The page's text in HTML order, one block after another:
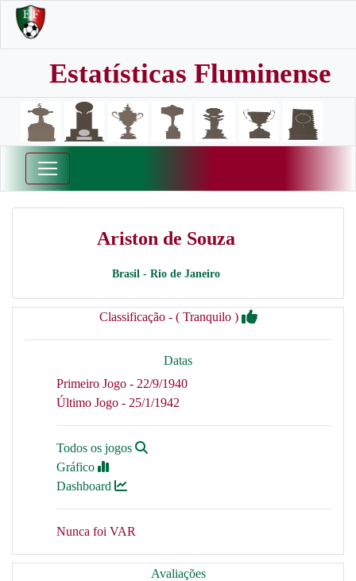
Estatísticas Fluminense
Ariston de Souza
Brasil - Rio de Janeiro
Classificação - ( Tranquilo )
Datas
Primeiro Jogo - 22/9/1940
Último Jogo - 25/1/1942
Todos os jogos
Gráfico
Dashboard
Nunca foi VAR
Avaliações